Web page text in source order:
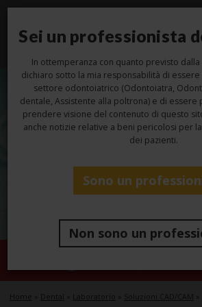
Home Dental Laboratorio Soluzioni CAD/CAM
Sei un professionista
In ottemperanza con quanto previsto
dichiaro sotto la mia responsabilità di
settore odontoiatrico (Odontoiatra,
dentale, Assistente alla poltrona) e di essere
prendere visione del contenuto di questo
anche notizie relative a beni pericolosi per
dei pazienti.
Sono un
Non sono un